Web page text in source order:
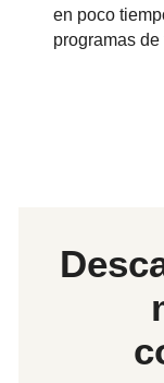
en poco
programas